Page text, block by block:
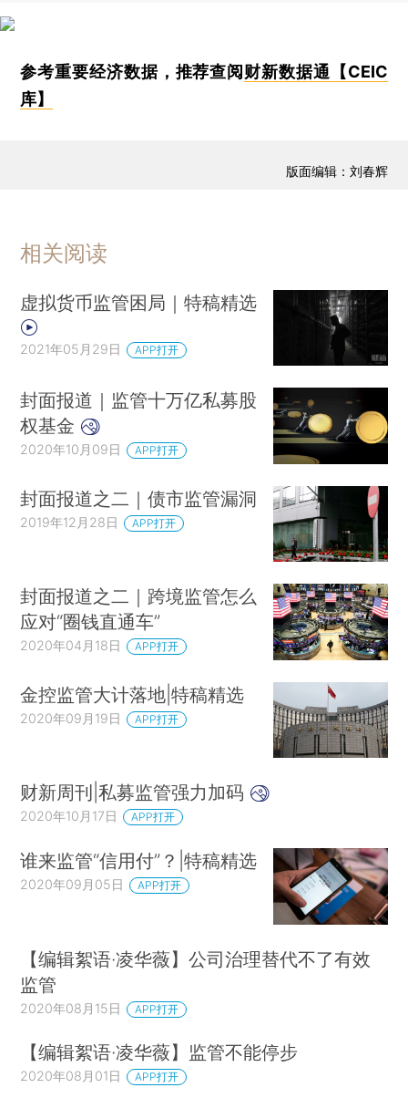
参考重要经济数据，推荐查阅 财新数据通【CEIC
库】
版面编辑：刘春辉
相关阅读
虚拟货币监管困局｜特稿精选
2021年05月29日 APP打开
封面报道｜监管十万亿私募股
权基金
2020年10月09日 APP打开
封面报道之二｜债市监管漏洞
2019年12月28日 APP打开
封面报道之二｜跨境监管怎么
应对“圈钱直通车”
2020年04月18日 APP打开
金控监管大计落地|特稿精选
2020年09月19日 APP打开
财新周刊|私募监管强力加码
2020年10月17日 APP打开
谁来监管“信用付”？|特稿精选
2020年09月05日 APP打开
【编辑絮语·凌华薇】公司治理替代不了有效
监管
2020年08月15日 APP打开
【编辑絮语·凌华薇】监管不能停步
2020年08月01日 APP打开